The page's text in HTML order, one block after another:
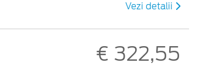
Vezi detalii
€ 322,55